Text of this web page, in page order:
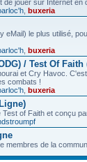
de jouer sur Internet
buxeria
eMail) le plus utilisé,
buxeria
/ Test Of Faith
et Cry Havoc.
combats !
buxeria
of Faith et conçu
membres de la